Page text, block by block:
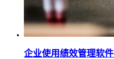
企业使用绩效管理软